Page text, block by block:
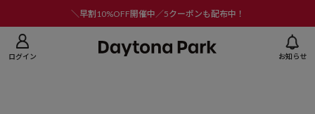
＼早割10%OFF開催中／5クーポンも配布中！
ログイン お知らせ